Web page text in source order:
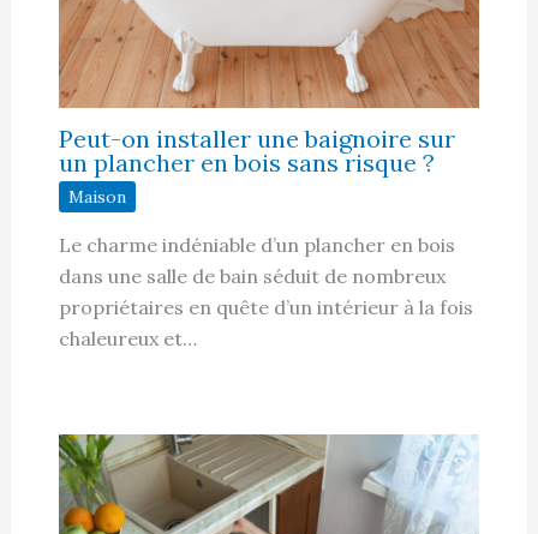
Peut-on installer une baignoire sur
un plancher en bois sans risque ?
Maison
Le charme indéniable d’un plancher en bois
dans une salle de bain séduit de nombreux
propriétaires en quête d’un intérieur à la fois
chaleureux et…